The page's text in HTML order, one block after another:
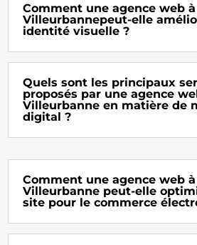
Comment une agence web à
Villeurbannepeut-elle
identité visuelle ?
Quels sont les principaux
proposés par une agence
Villeurbanne en matière de
digital ?
Comment une agence web à
Villeurbanne peut-elle
site pour le commerce